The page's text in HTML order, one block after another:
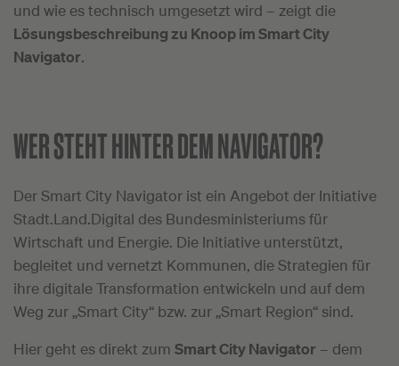
und wie es technisch umgesetzt wird – zeigt die
Lösungsbeschreibung zu Knoop im Smart City
Navigator.
WER STEHT HINTER DEM NAVIGATOR?
Der Smart City Navigator ist ein Angebot der Initiative
Stadt.Land.Digital des Bundesministeriums für
Wirtschaft und Energie. Die Initiative unterstützt,
begleitet und vernetzt Kommunen, die Strategien für
ihre digitale Transformation entwickeln und auf dem
Weg zur „Smart City“ bzw. zur „Smart Region“ sind.
Hier geht es direkt zum Smart City Navigator – dem